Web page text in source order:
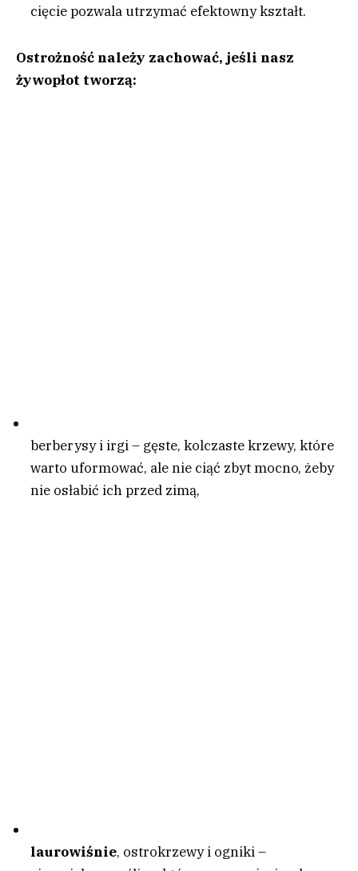
cięcie pozwala utrzymać efektowny kształt.
Ostrożność należy zachować, jeśli nasz
żywopłot tworzą:
berberysy i irgi – gęste, kolczaste krzewy, które
warto uformować, ale nie ciąć zbyt mocno, żeby
nie osłabić ich przed zimą,
laurowiśnie, ostrokrzewy i ogniki –